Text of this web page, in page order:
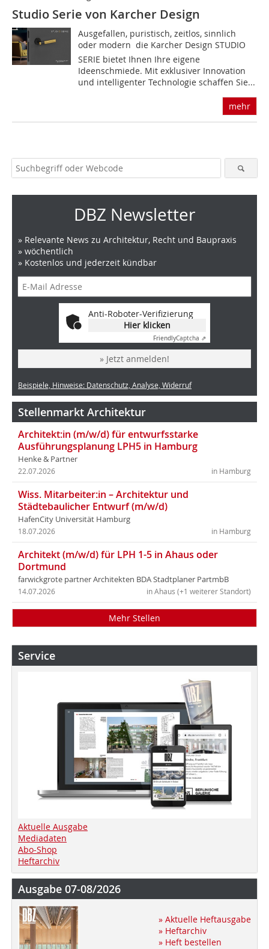
Studio Serie von Karcher Design
Ausgefallen, puristisch, zeitlos, sinnlich
oder modern  die Karcher Design STUDIO
SERIE bietet Ihnen Ihre eigene
Ideenschmiede. Mit exklusiver Innovation
und intelligenter Technologie schaffen Sie...
mehr
DBZ Newsletter
» Relevante News zu Architektur, Recht und Baupraxis
» wöchentlich
» Kostenlos und jederzeit kündbar
Anti-Roboter-Verifizierung
Hier klicken
FriendlyCaptcha ⇗
» Jetzt anmelden!
Beispiele, Hinweise: Datenschutz, Analyse, Widerruf
Stellenmarkt Architektur
Architekt:in (m/w/d) für entwurfsstarke
Ausführungsplanung LPH5 in Hamburg
Henke & Partner
in Hamburg
22.07.2026
Wiss. Mitarbeiter:in – Architektur und
Städtebaulicher Entwurf (m/w/d)
HafenCity Universität Hamburg
in Hamburg
18.07.2026
Architekt (m/w/d) für LPH 1-5 in Ahaus oder
Dortmund
farwickgrote partner Architekten BDA Stadtplaner PartmbB
in Ahaus (+1 weiterer Standort)
14.07.2026
Mehr Stellen
Service
Aktuelle Ausgabe
Mediadaten
Abo-Shop
Heftarchiv
Ausgabe 07-08/2026
» Aktuelle Heftausgabe
» Heftarchiv
» Heft bestellen